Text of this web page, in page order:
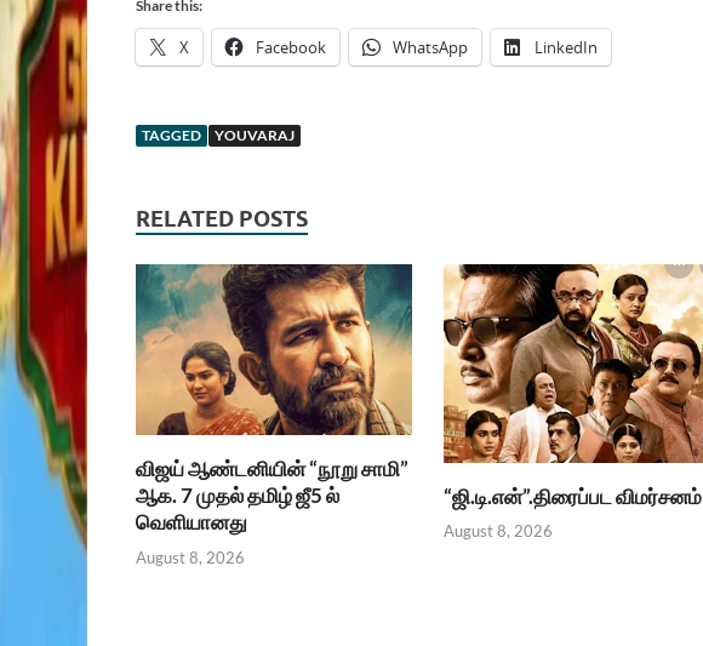
Share this:
X Facebook WhatsApp LinkedIn
TAGGED YOUVARAJ
RELATED POSTS
விஜய் ஆண்டனியின் “நூறு சாமி”
ஆக. 7 முதல் தமிழ் ஜீ5 ல்
வெளியானது
August 8, 2026
“ஜி.டி.என்”.திரைப்பட விமர்சனம்
August 8, 2026